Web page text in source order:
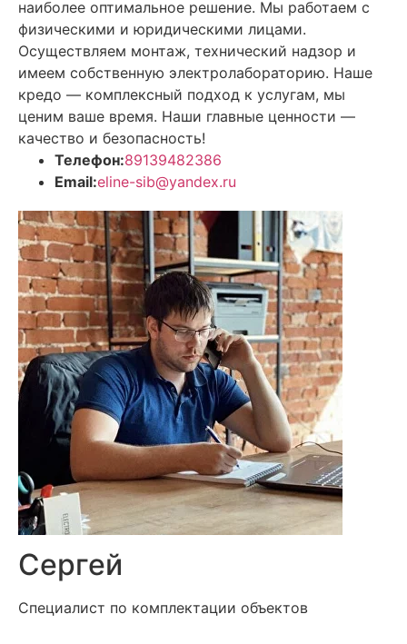
наиболее оптимальное решение. Мы работаем с
физическими и юридическими лицами.
Осуществляем монтаж, технический надзор и
имеем собственную электролабораторию. Наше
кредо — комплексный подход к услугам, мы
ценим ваше время. Наши главные ценности —
качество и безопасность!
Телефон:89139482386
Email:eline-sib@yandex.ru
Сергей
Специалист по комплектации объектов